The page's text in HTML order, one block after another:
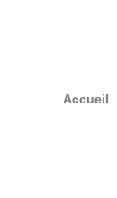
Accueil